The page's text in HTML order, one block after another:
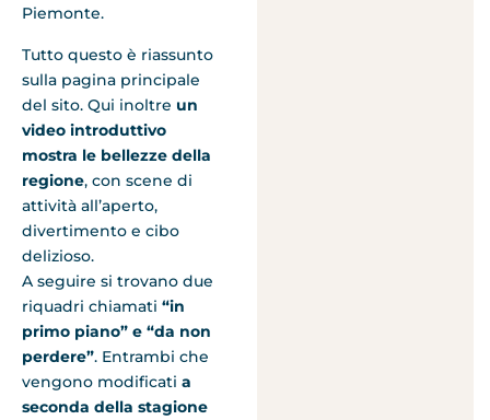
Piemonte.
Tutto questo è riassunto
sulla pagina principale
del sito. Qui inoltre un
video introduttivo
mostra le bellezze della
regione, con scene di
attività all’aperto,
divertimento e cibo
delizioso.
A seguire si trovano due
riquadri chiamati “in
primo piano” e “da non
perdere”. Entrambi che
vengono modificati a
seconda della stagione